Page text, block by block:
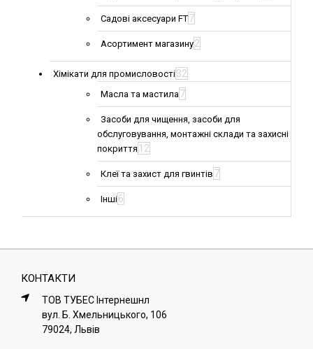
Садові аксесуари FT7
Асортимент магазину2
Хімікати для промисловості32
Масла та мастила7
Засоби для чищення, засоби для
обслуговування, монтажні склади та захисні
покриття 12
Клеї та захист для гвинтів 7
Інші6
КОНТАКТИ
ТОВ ТУБЕС Iнтернешнл
вул. Б. Хмельницького, 106
79024, Львiв